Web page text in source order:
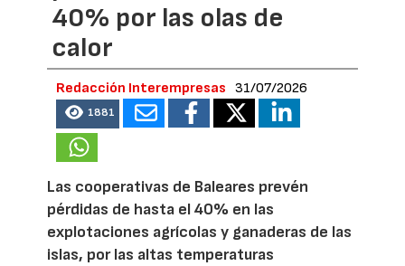
40% por las olas de
calor
Redacción Interempresas 31/07/2026
1881
Las cooperativas de Baleares prevén
pérdidas de hasta el 40% en las
explotaciones agrícolas y ganaderas de las
islas, por las altas temperaturas